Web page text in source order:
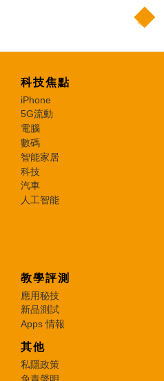
科技焦點
iPhone
5G流動
電腦
數碼
智能家居
科技
汽車
人工智能
教學評測
應用秘技
新品測試
Apps 情報
其他
私隱政策
免責聲明